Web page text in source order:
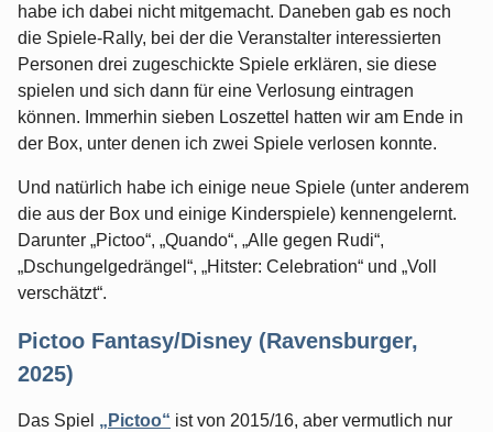
habe ich dabei nicht mitgemacht. Daneben gab es noch
die Spiele-Rally, bei der die Veranstalter interessierten
Personen drei zugeschickte Spiele erklären, sie diese
spielen und sich dann für eine Verlosung eintragen
können. Immerhin sieben Loszettel hatten wir am Ende in
der Box, unter denen ich zwei Spiele verlosen konnte.
Und natürlich habe ich einige neue Spiele (unter anderem
die aus der Box und einige Kinderspiele) kennengelernt.
Darunter „Pictoo“, „Quando“, „Alle gegen Rudi“,
„Dschungelgedrängel“, „Hitster: Celebration“ und „Voll
verschätzt“.
Pictoo Fantasy/Disney (Ravensburger,
2025)
Das Spiel „Pictoo“ ist von 2015/16, aber vermutlich nur